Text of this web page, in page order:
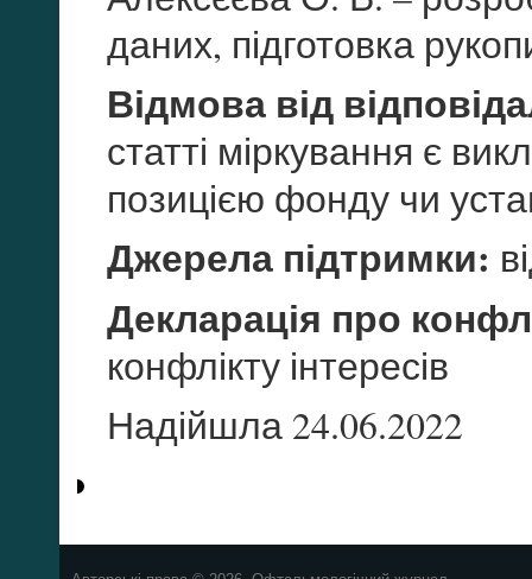
даних, підготовка
Відмова від
статті міркування є
позицією фонду чи
Джерела підтримки:
Декларація про
конфлікту інтересів
Надійшла 24.06.2022